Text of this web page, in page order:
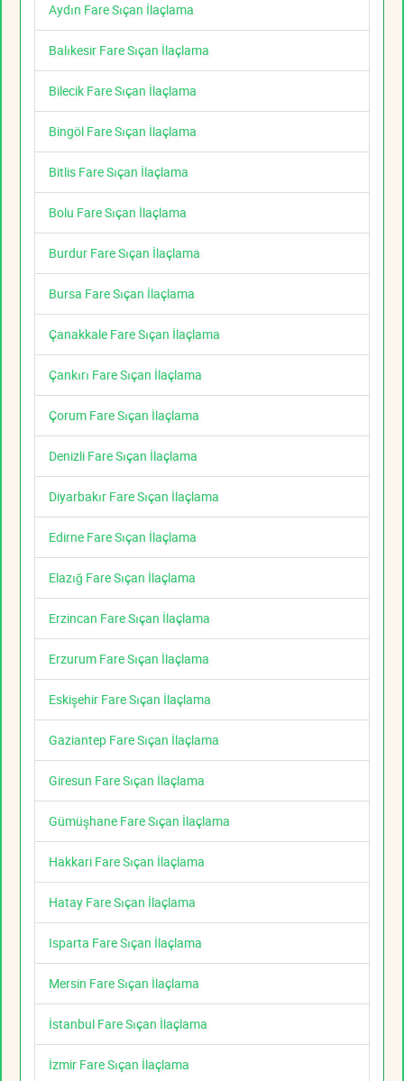
Aydın Fare Sıçan İlaçlama
Balıkesir Fare Sıçan İlaçlama
Bilecik Fare Sıçan İlaçlama
Bingöl Fare Sıçan İlaçlama
Bitlis Fare Sıçan İlaçlama
Bolu Fare Sıçan İlaçlama
Burdur Fare Sıçan İlaçlama
Bursa Fare Sıçan İlaçlama
Çanakkale Fare Sıçan İlaçlama
Çankırı Fare Sıçan İlaçlama
Çorum Fare Sıçan İlaçlama
Denizli Fare Sıçan İlaçlama
Diyarbakır Fare Sıçan İlaçlama
Edirne Fare Sıçan İlaçlama
Elazığ Fare Sıçan İlaçlama
Erzincan Fare Sıçan İlaçlama
Erzurum Fare Sıçan İlaçlama
Eskişehir Fare Sıçan İlaçlama
Gaziantep Fare Sıçan İlaçlama
Giresun Fare Sıçan İlaçlama
Gümüşhane Fare Sıçan İlaçlama
Hakkari Fare Sıçan İlaçlama
Hatay Fare Sıçan İlaçlama
Isparta Fare Sıçan İlaçlama
Mersin Fare Sıçan İlaçlama
İstanbul Fare Sıçan İlaçlama
İzmir Fare Sıçan İlaçlama